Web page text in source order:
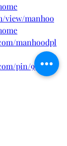
view/manhoo
manhoodpl
pin/9787589